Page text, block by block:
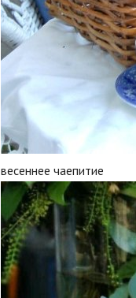
весеннее чаепитие